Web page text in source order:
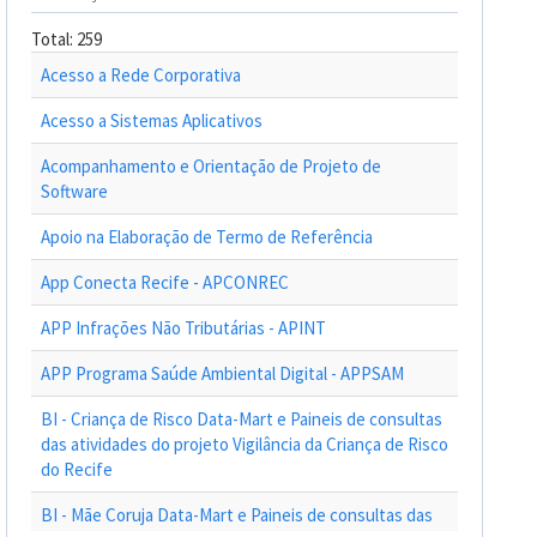
Total: 259
Acesso a Rede Corporativa
Acesso a Sistemas Aplicativos
Acompanhamento e Orientação de Projeto de
Software
Apoio na Elaboração de Termo de Referência
App Conecta Recife - APCONREC
APP Infrações Não Tributárias - APINT
APP Programa Saúde Ambiental Digital - APPSAM
BI - Criança de Risco Data-Mart e Paineis de consultas
das atividades do projeto Vigilância da Criança de Risco
do Recife
BI - Mãe Coruja Data-Mart e Paineis de consultas das